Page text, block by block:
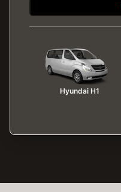
Hyundai H1